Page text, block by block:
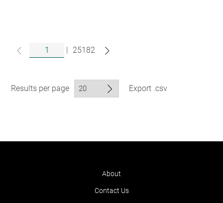
| 25182
Results per page Export .csv
About
Contact Us